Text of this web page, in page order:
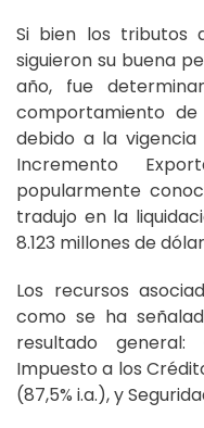
Si bien los tributos
siguieron su buena
año, fue
comportamiento
debido a la
Incremento
popularmente
tradujo en la
8.123 millones de
Los recursos
como se ha
resultado general:
Impuesto a los
(87,5% i.a.), y